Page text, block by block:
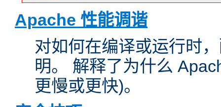
Apache 性能调谐
对如何在编译或运行时
明。 解释了为什么
更慢或更快)。